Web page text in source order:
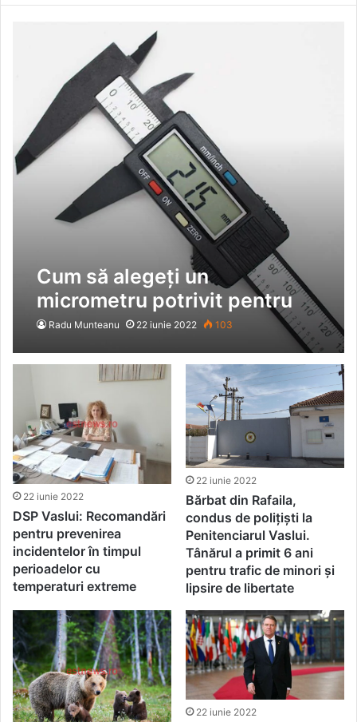
Cum să alegeți un
micrometru potrivit pentru
nevoile dumneavoastră
Radu Munteanu 22 iunie 2022 103
22 iunie 2022
DSP Vaslui: Recomandări
pentru prevenirea
incidentelor în timpul
perioadelor cu
temperaturi extreme
22 iunie 2022
Bărbat din Rafaila,
condus de polițiști la
Penitenciarul Vaslui.
Tânărul a primit 6 ani
pentru trafic de minori și
lipsire de libertate
22 iunie 2022